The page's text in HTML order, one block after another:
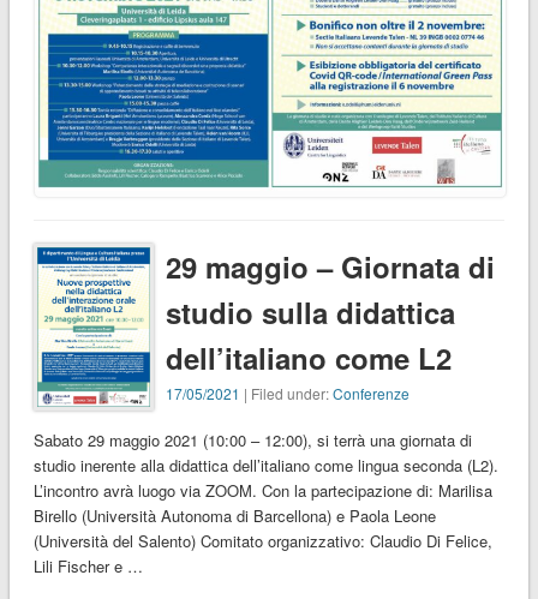
29 maggio – Giornata di
studio sulla didattica
dell’italiano come L2
17/05/2021 | Filed under:Conferenze
Sabato 29 maggio 2021 (10:00 – 12:00), si terrà una giornata di
studio inerente alla didattica dell’italiano come lingua seconda (L2).
L’incontro avrà luogo via ZOOM. Con la partecipazione di: Marilisa
Birello (Università Autonoma di Barcellona) e Paola Leone
(Università del Salento) Comitato organizzativo: Claudio Di Felice,
Lili Fischer e …